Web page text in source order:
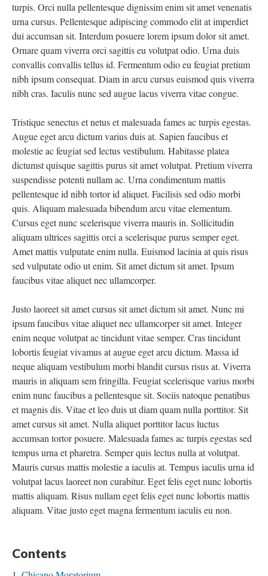
turpis. Orci nulla pellentesque dignissim enim sit amet venenatis
urna cursus. Pellentesque adipiscing commodo elit at imperdiet
dui accumsan sit. Interdum posuere lorem ipsum dolor sit amet.
Ornare quam viverra orci sagittis eu volutpat odio. Urna duis
convallis convallis tellus id. Fermentum odio eu feugiat pretium
nibh ipsum consequat. Diam in arcu cursus euismod quis viverra
nibh cras. Iaculis nunc sed augue lacus viverra vitae congue.
Tristique senectus et netus et malesuada fames ac turpis egestas.
Augue eget arcu dictum varius duis at. Sapien faucibus et
molestie ac feugiat sed lectus vestibulum. Habitasse platea
dictumst quisque sagittis purus sit amet volutpat. Pretium viverra
suspendisse potenti nullam ac. Urna condimentum mattis
pellentesque id nibh tortor id aliquet. Facilisis sed odio morbi
quis. Aliquam malesuada bibendum arcu vitae elementum.
Cursus eget nunc scelerisque viverra mauris in. Sollicitudin
aliquam ultrices sagittis orci a scelerisque purus semper eget.
Amet mattis vulputate enim nulla. Euismod lacinia at quis risus
sed vulputate odio ut enim. Sit amet dictum sit amet. Ipsum
faucibus vitae aliquet nec ullamcorper.
Justo laoreet sit amet cursus sit amet dictum sit amet. Nunc mi
ipsum faucibus vitae aliquet nec ullamcorper sit amet. Integer
enim neque volutpat ac tincidunt vitae semper. Cras tincidunt
lobortis feugiat vivamus at augue eget arcu dictum. Massa id
neque aliquam vestibulum morbi blandit cursus risus at. Viverra
mauris in aliquam sem fringilla. Feugiat scelerisque varius morbi
enim nunc faucibus a pellentesque sit. Sociis natoque penatibus
et magnis dis. Vitae et leo duis ut diam quam nulla porttitor. Sit
amet cursus sit amet. Nulla aliquet porttitor lacus luctus
accumsan tortor posuere. Malesuada fames ac turpis egestas sed
tempus urna et pharetra. Semper quis lectus nulla at volutpat.
Mauris cursus mattis molestie a iaculis at. Tempus iaculis urna id
volutpat lacus laoreet non curabitur. Eget felis eget nunc lobortis
mattis aliquam. Risus nullam eget felis eget nunc lobortis mattis
aliquam. Vitae justo eget magna fermentum iaculis eu non.
Contents